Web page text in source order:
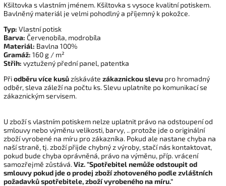
Kšiltovka s vlastním jménem. Kšiltovka s vysoce kvalitní potiskem.
Bavlněný materiál je velmi pohodlný a příjemný k pokožce.
Typ: Vlastní potisk
Barva: Červenobíla, modrobíla
Materiál: Bavlna 100%
Gramáž: 160 g / m²
Střih: vyztužený přední panel, patentka
Přiodběru více kusůzískáváte zákaznickou slevu pro hromadný
odběr, sleva záleží na počtu ks. Slevu uplatníte po komunikací se
zákaznickým servisem.
U zboží s vlastním potiskem nelze uplatnit právo na odstoupení od
smlouvy nebo výměnu velikosti, barvy, .. protože jde o originální
zboží vyrobené na míru pro zákazníka. Pokud ale nastane chyba na
naší straně, tj. zboží přijde chybný z výroby, stačí nás kontaktovat,
pokud bude chyba oprávněná, právo na výměnu, příp. vrácení
samozřejmě zůstává.Viz. "Spotřebitel nemůže odstoupit od
smlouvy pokud jde o prodej zboží zhotoveného podle zvláštních
požadavků spotřebitele, zboží vyrobeného na míru."